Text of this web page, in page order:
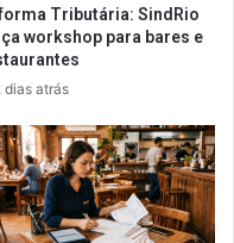
Tributária: SindRio
workshop para bares e
dias atrás